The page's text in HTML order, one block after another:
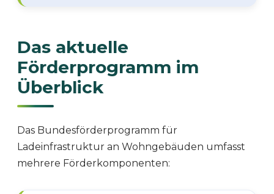
Das aktuelle
Förderprogramm im
Überblick
Das Bundesförderprogramm für
Ladeinfrastruktur an Wohngebäuden umfasst
mehrere Förderkomponenten: